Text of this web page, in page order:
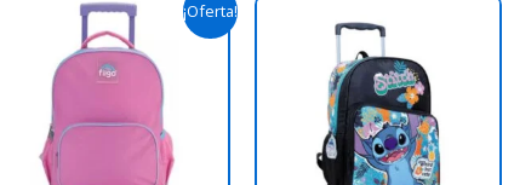
¡Oferta!
precio
original
era:
$ 79.900,00.
precio
actual